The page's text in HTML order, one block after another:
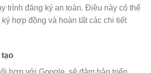
trình đăng ký an toàn. Điều này có thể
ký hợp đồng và hoàn tất các chi tiết
tạo